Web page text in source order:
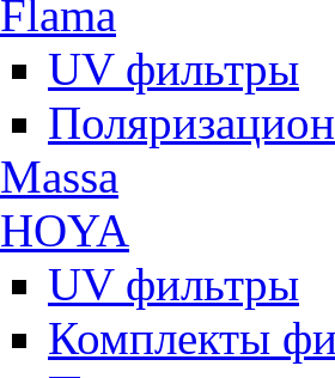
Flama
UV фильтры
Massa
HOYA
UV фильтры
Комплекты